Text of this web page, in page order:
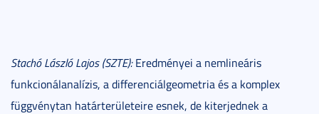
Stachó László Lajos (SZTE):Eredményei a nemlineáris
funkcionálanalízis, a differenciálgeometria és a komplex
függvénytan határterületeire esnek, de kiterjednek a